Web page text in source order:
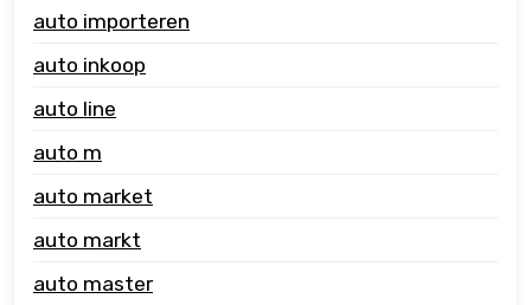
auto importeren
auto inkoop
auto line
auto m
auto market
auto markt
auto master